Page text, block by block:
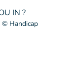
© Handicap